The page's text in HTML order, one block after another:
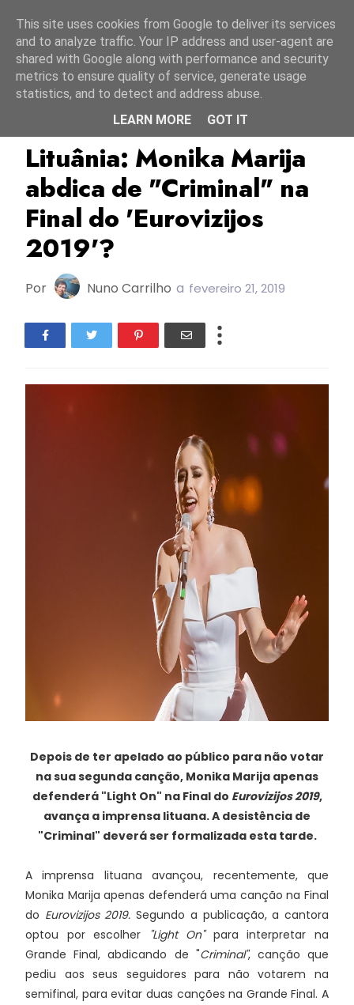
Eurovizijos 2019 Lituânia
Lituânia: Monika Marija
abdica de "Criminal" na
Final do 'Eurovizijos
2019'?
Por Nuno Carrilho a fevereiro 21, 2019
Depois de ter apelado ao público para não votar
na sua segunda canção, Monika Marija apenas
defenderá "Light On" na Final do Eurovizijos 2019,
avança a imprensa lituana. A desistência de
"Criminal" deverá ser formalizada esta tarde.
A imprensa lituana avançou, recentemente, que
Monika Marija apenas defenderá uma canção na Final
do Eurovizijos 2019. Segundo a publicação, a cantora
optou por escolher
"Light On"para interpretar na
Grande Final, abdicando de "Criminal", canção que
pediu aos seus seguidores para não votarem na
semifinal, para evitar duas canções na Grande Final. A
This site uses cookies from Google to deliver its services
and to analyze traffic. Your IP address and user-agent are
shared with Google along with performance and security
metrics to ensure quality of service, generate usage
statistics, and to detect and address abuse.
LEARN MORE
GOT IT